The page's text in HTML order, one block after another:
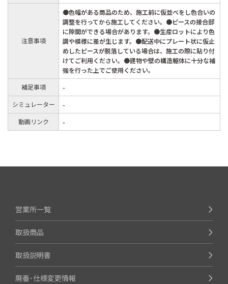
注意事項
●色幅がある商品のため、施工前に仮並べをし色合いの
調整を行ってから施工してください。●ピースの接合部
に隙間ができる場合があります。●生産ロットにより色
調や模様に差が生じます。●配送中にプレート状に仮止
めしたピースが脱落している場合は、施工の際に貼り付
けてご利用ください。●建物や壁の構造躯体に十分な補
強を行った上でご使用ください。
補足事項
-
シミュレーター
-
動画リンク
-
営業所一覧
取扱商品
取扱説明書
廃番･仕様変更情報